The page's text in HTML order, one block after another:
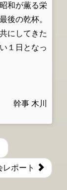
和が薫る栄
後の乾杯。
にしてきた
１日となっ
幹事 木川
ポート